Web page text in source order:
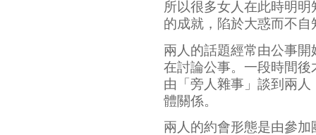
所以很多女人在此時明
的成就，陷於大惑而不自
兩人的話題經常由公事
在討論公事。一段時間
由「旁人雜事」談到兩
體關係。
兩人的約會形態是由參